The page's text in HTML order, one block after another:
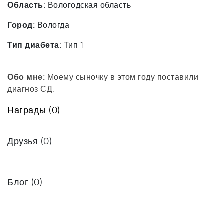
Область: Вологодская область
Город: Вологда
Тип диабета: Тип 1
Обо мне: Моему сыночку в этом году поставили
диагноз СД.
Награды (0)
Друзья (0)
Блог (0)